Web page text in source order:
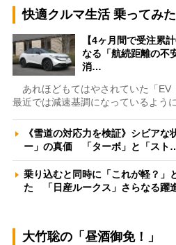
快適クルマ生活 乗ってみ
【4ヶ月間で受注累
なる「航続距離の不
消…
あれほどもてはやされていた「EV
最近では減速基調になっているよう
《雪道の対応力を検証》シビア
ー」の真価 「ターボ」と「スト
乗り込むと同時に「これが軽？」
た 「日産ルークス」さらなる躍
大竹聡の「昼酒御免！」